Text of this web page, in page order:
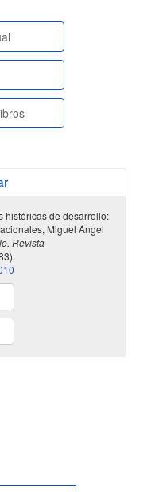
históricas de desarrollo:
Miguel Ángel
Revista